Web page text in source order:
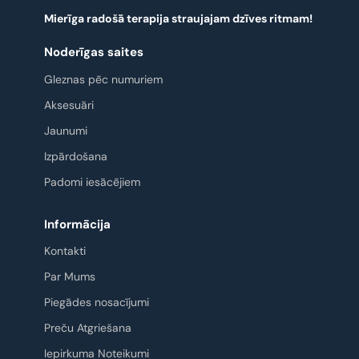
Mierīga radošā terapija straujajam dzīves ritmam!
Noderīgas saites
Gleznas pēc numuriem
Aksesuāri
Jaunumi
Izpārdošana
Padomi iesācējiem
Informācija
Kontakti
Par Mums
Piegādes nosacījumi
Preču Atgriešana
Iepirkuma Noteikumi